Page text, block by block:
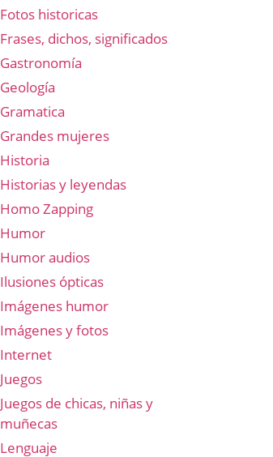
Fotos historicas
Frases, dichos, significados
Gastronomía
Geología
Gramatica
Grandes mujeres
Historia
Historias y leyendas
Homo Zapping
Humor
Humor audios
Ilusiones ópticas
Imágenes humor
Imágenes y fotos
Internet
Juegos
Juegos de chicas, niñas y
muñecas
Lenguaje